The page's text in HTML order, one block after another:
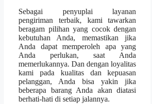
Sebagai penyuplai layanan
pengiriman terbaik, kami tawarkan
beragam pilihan yang cocok dengan
kebutuhan Anda, memastikan jika
Anda dapat memperoleh apa yang
Anda perlukan, saat Anda
memerlukannya. Dan dengan loyalitas
kami pada kualitas dan kepuasan
pelanggan, Anda bisa yakin jika
beberapa barang Anda akan diatasi
berhati-hati di setiap jalannya.